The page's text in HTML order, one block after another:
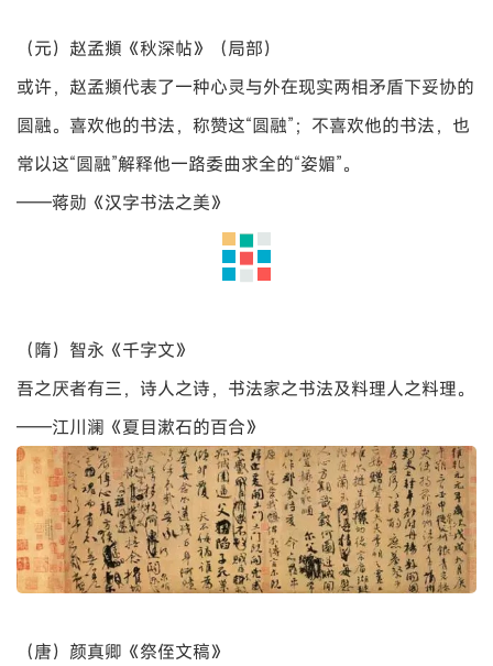
（元）赵孟頫《秋深帖》（局部）
或许，赵孟頫代表了一种心灵与外在现实两相矛盾下妥协的
圆融。喜欢他的书法，称赞这“圆融”；不喜欢他的书法，也
常以这“圆融”解释他一路委曲求全的“姿媚”。
——蒋勋《汉字书法之美》